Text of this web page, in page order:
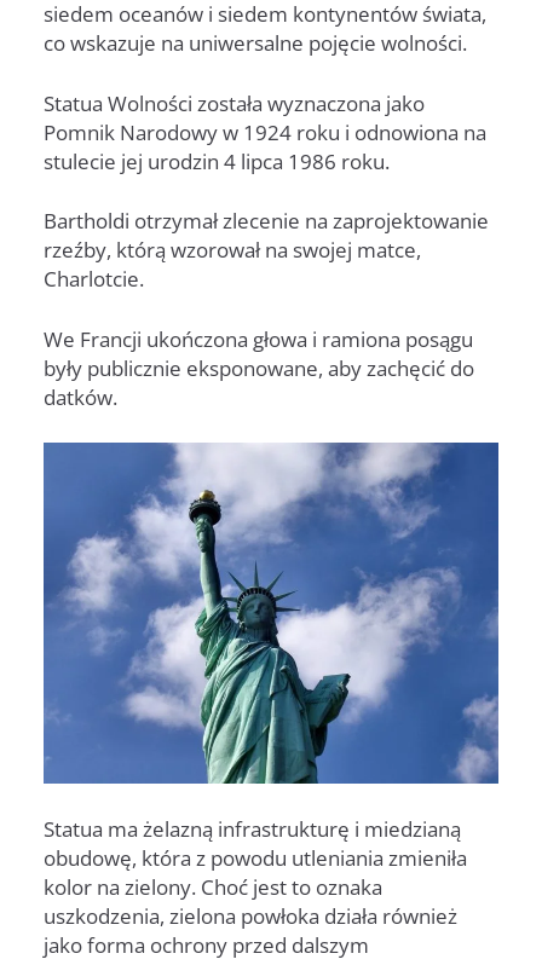
siedem oceanów i siedem kontynentów świata,
co wskazuje na uniwersalne pojęcie wolności.
Statua Wolności została wyznaczona jako
Pomnik Narodowy w 1924 roku i odnowiona na
stulecie jej urodzin 4 lipca 1986 roku.
Bartholdi otrzymał zlecenie na zaprojektowanie
rzeźby, którą wzorował na swojej matce,
Charlotcie.
We Francji ukończona głowa i ramiona posągu
były publicznie eksponowane, aby zachęcić do
datków.
Statua ma żelazną infrastrukturę i miedzianą
obudowę, która z powodu utleniania zmieniła
kolor na zielony. Choć jest to oznaka
uszkodzenia, zielona powłoka działa również
jako forma ochrony przed dalszym